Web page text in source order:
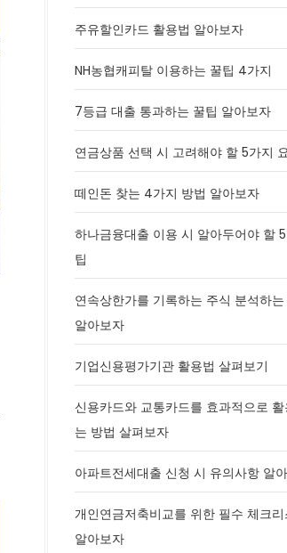
주유할인카드 활용법 알아보자
NH농협캐피탈 이용하는 꿀팁 4가지
7등급 대출 통과하는 꿀팁 알아보자
연금상품 선택 시 고려해야 할 5가지
떼인돈 찾는 4가지 방법 알아보자
하나금융대출 이용 시 알아두어야 할
팁
연속상한가를 기록하는 주식 분석하는
알아보자
기업신용평가기관 활용법 살펴보기
신용카드와 교통카드를 효과적으로
는 방법 살펴보자
아파트전세대출 신청 시 유의사항 알
개인연금저축비교를 위한 필수 체크리
알아보자